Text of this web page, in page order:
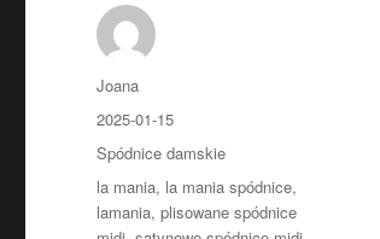
Autor
Joana
Opublikowano
2025-01-15
Kategorie
Spódnice damskie
Tagi
la mania, la mania spódnice,
lamania,plisowane spódnice